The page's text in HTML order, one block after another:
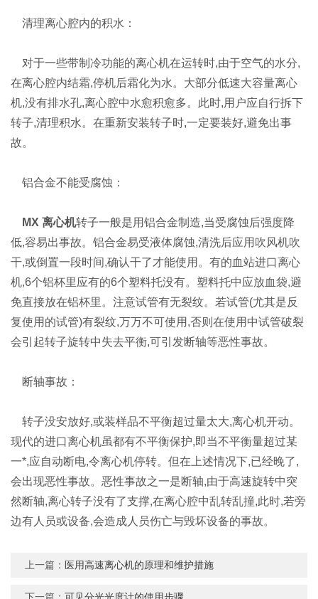
清理离心腔内的积水：
对于一些带制冷功能的离心机在运转时,由于空气的水分,
在离心腔内结霜,停机后霜化为水。大部分低速大容量离心
机,没有排水孔,离心腔中水愈积愈多。此时,用户应自行拆下
转子,清理积水。在重新安装转子时,一定要装好,避免出事
故。
铝合金不能受腐蚀：
MX 离心机转子一般是用铝合金制造,当受腐蚀后强度降
低,容易出事故。铝合金易受液体腐蚀,清洗后应用吹风机吹
干,或倒置一段时间,确认干了才能使用。有的血站进口离心
机,6个铝杯里应有的6个塑料托没有。塑料托中应放血袋,避
免直接放在铝杯里。注意试管有无裂纹。若试管(尤其是反
复使用的试管)有裂纹,万万不可使用,否则在使用中试管破裂
会引起转子旋转中失去平衡,可引发断轴等恶性事故。
断轴事故：
转子没安放好,或装样品不平衡超过量太大,离心机开动。
现代的进口离心机虽都有不平衡保护,即当不平衡量超过某
一*,应自动断电,令离心机停转。但在上述情况下,已经晚了,
会出现恶性事故。恶性事故之一是断轴,由于高速旋转中突
然断轴,离心转子没有了支撑,在离心腔中乱转乱撞,此时,若旁
边有人员或设备,会造成人员伤亡与毁坏设备的事故。
上一篇： 医用高速离心机的原理和维护措施